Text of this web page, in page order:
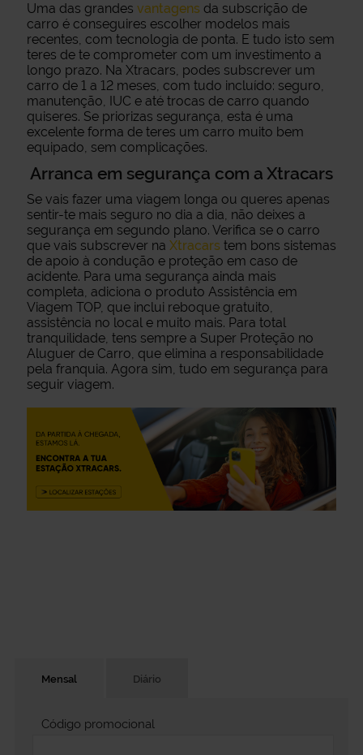
Mensal Diário
Código promocional
Uma das grandes vantagens da subscrição de
carro é conseguires escolher modelos mais
recentes, com tecnologia de ponta. E tudo isto sem
teres de te comprometer com um investimento a
longo prazo. Na Xtracars, podes subscrever um
carro de 1 a 12 meses, com tudo incluído: seguro,
manutenção, IUC e até trocas de carro quando
quiseres. Se priorizas segurança, esta é uma
excelente forma de teres um carro muito bem
equipado, sem complicações.
Arranca em segurança com a Xtracars
Se vais fazer uma viagem longa ou queres apenas
sentir-te mais seguro no dia a dia, não deixes a
segurança em segundo plano. Verifica se o carro
que vais subscrever na Xtracars tem bons sistemas
de apoio à condução e proteção em caso de
acidente. Para uma segurança ainda mais
completa, adiciona o produto Assistência em
Viagem TOP, que inclui reboque gratuito,
assistência no local e muito mais. Para total
tranquilidade, tens sempre a Super Proteção no
Aluguer de Carro, que elimina a responsabilidade
pela franquia. Agora sim, tudo em segurança para
seguir viagem.